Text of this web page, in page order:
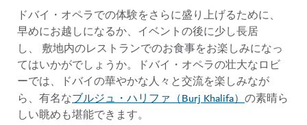
ドバイ・オペラでの体験をさらに盛り上げるために、
早めにお越しになるか、イベントの後に少し長居
し、 敷地内のレストランでのお食事をお楽しみになっ
てはいかがでしょうか。ドバイ・オペラの壮大なロビ
ーでは、ドバイの華やかな人々と交流を楽しみなが
ら、有名なブルジュ・ハリファ（Burj Khalifa）の素晴ら
しい眺めも堪能できます。